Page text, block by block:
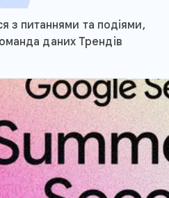
з питаннями та подіями,
даних Трендів